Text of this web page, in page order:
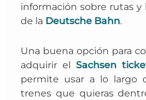
información sobre rutas y
de la Deutsche Bahn.
Una buena opción para
adquirir el Sachsen
permite usar a lo largo
trenes que quieras